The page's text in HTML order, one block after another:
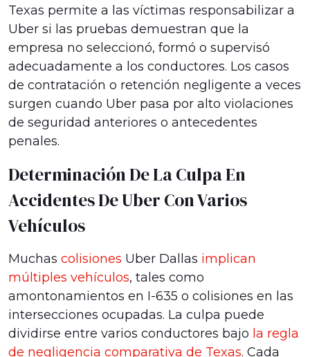
Texas permite a las víctimas responsabilizar a
Uber si las pruebas demuestran que la
empresa no seleccionó, formó o supervisó
adecuadamente a los conductores. Los casos
de contratación o retención negligente a veces
surgen cuando Uber pasa por alto violaciones
de seguridad anteriores o antecedentes
penales.
Determinación De La Culpa En
Accidentes De Uber Con Varios
Vehículos
Muchas colisiones Uber Dallas implican
múltiples vehículos, tales como
amontonamientos en I-635 o colisiones en las
intersecciones ocupadas. La culpa puede
dividirse entre varios conductores bajo la regla
de negligencia comparativa de Texas. Cada